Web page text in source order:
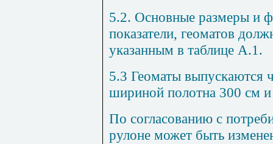
5.2. Основные размеры и
показатели, геоматов
указанным в таблице А.1.
5.3 Геоматы выпускаются
шириной полотна 300 см
По согласованию с
рулоне может быть